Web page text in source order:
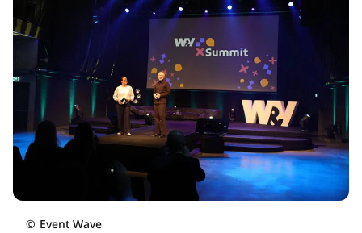
© Event Wave